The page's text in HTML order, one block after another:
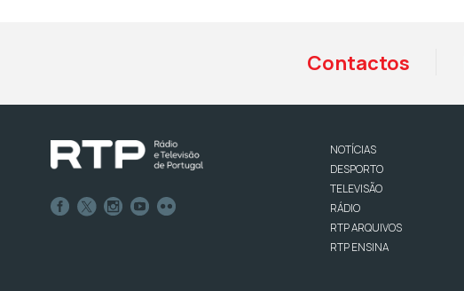
Contactos
NOTÍCIAS
DESPORTO
TELEVISÃO
RÁDIO
RTP ARQUIVOS
RTP ENSINA